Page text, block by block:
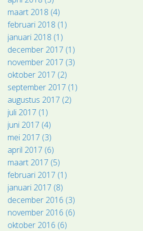
maart 2018 (4)
februari 2018 (1)
januari 2018 (1)
december 2017 (1)
november 2017 (3)
oktober 2017 (2)
september 2017 (1)
augustus 2017 (2)
juli 2017 (1)
juni 2017 (4)
mei 2017 (3)
april 2017 (6)
maart 2017 (5)
februari 2017 (1)
januari 2017 (8)
december 2016 (3)
november 2016 (6)
oktober 2016 (6)